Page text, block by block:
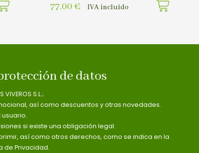
77,00 € IVA incluído
de datos
VIVEROS S.L.;
así como descuentos y otras novedades.
si existe una obligación legal.
así como otros derechos, como se indica en la
de Privacidad.